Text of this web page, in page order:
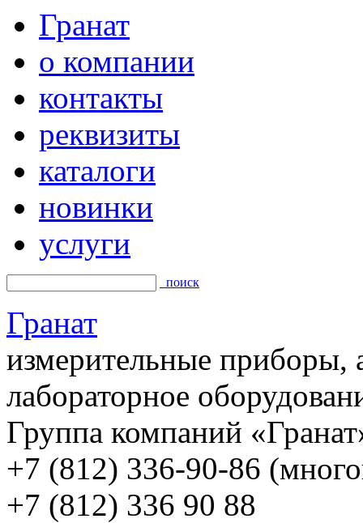
Гранат
о компании
контакты
реквизиты
каталоги
новинки
услуги
поиск
Гранат
измерительные приборы,
лабораторное
Группа компаний
+7 (812) 336-90-86
+7 (812) 336 90 88